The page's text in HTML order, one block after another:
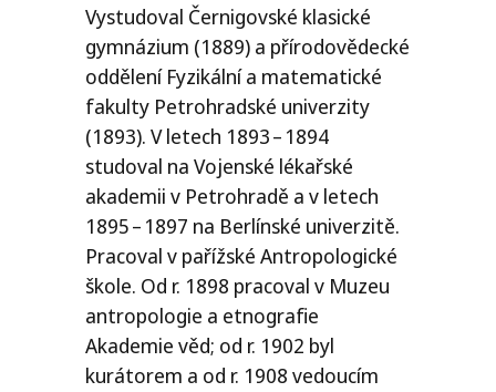
Vystudoval Černigovské klasické
gymnázium (1889) a přírodovědecké
oddělení Fyzikální a matematické
fakulty Petrohradské univerzity
(1893). V letech 1893 – 1894
studoval na Vojenské lékařské
akademii v Petrohradě a v letech
1895 – 1897 na Berlínské univerzitě.
Pracoval v pařížské Antropologické
škole. Od r. 1898 pracoval v Muzeu
antropologie a etnografie
Akademie věd; od r. 1902 byl
kurátorem a od r. 1908 vedoucím